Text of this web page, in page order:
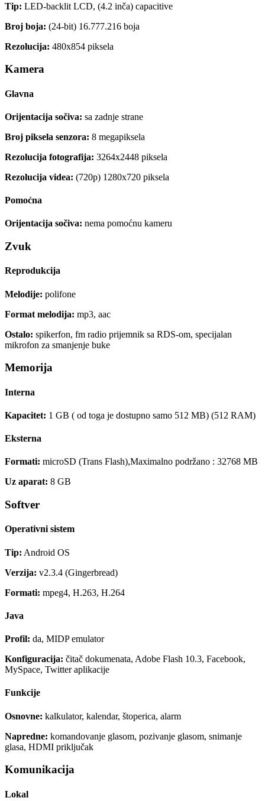
Tip: LED-backlit LCD, (4.2 inča) capacitive
Broj boja: (24-bit) 16.777.216 boja
Rezolucija: 480x854 piksela
Kamera
Glavna
Orijentacija sočiva: sa zadnje strane
Broj piksela senzora: 8 megapiksela
Rezolucija fotografija: 3264x2448 piksela
Rezolucija videa: (720p) 1280x720 piksela
Pomoćna
Orijentacija sočiva: nema pomoćnu kameru
Zvuk
Reprodukcija
Melodije: polifone
Format melodija: mp3, aac
Ostalo: spikerfon, fm radio prijemnik sa RDS-om, specijalan
mikrofon za smanjenje buke
Memorija
Interna
Kapacitet: 1 GB ( od toga je dostupno samo 512 MB) (512 RAM)
Eksterna
Formati: microSD (Trans Flash),Maximalno podržano : 32768 MB
Uz aparat: 8 GB
Softver
Operativni sistem
Tip: Android OS
Verzija: v2.3.4 (Gingerbread)
Formati: mpeg4, H.263, H.264
Java
Profil: da, MIDP emulator
Konfiguracija: čitač dokumenata, Adobe Flash 10.3, Facebook,
MySpace, Twitter aplikacije
Funkcije
Osnovne: kalkulator, kalendar, štoperica, alarm
Napredne: komandovanje glasom, pozivanje glasom, snimanje
glasa, HDMI priključak
Komunikacija
Lokal